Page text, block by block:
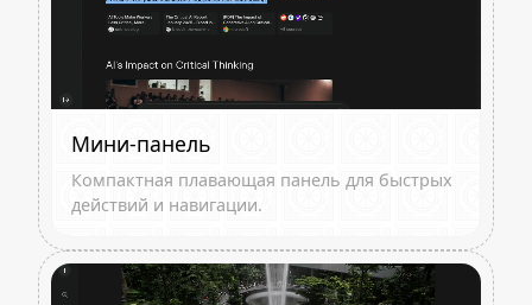
Мини-панель
Компактная плавающая панель для быстрых
действий и навигации.